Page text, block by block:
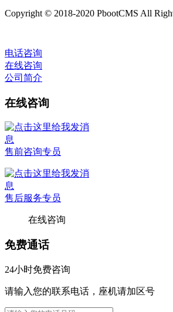
Copyright © 2018-2020 PbootCMS All
电话咨询
在线咨询
公司简介
在线咨询
售前咨询专员
售后服务专员
在线咨询
免费通话
24小时免费咨询
请输入您的联系电话，座机请加区号